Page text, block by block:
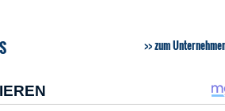
zum